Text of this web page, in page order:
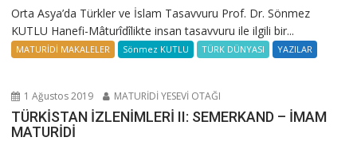
Orta Asya’da Türkler ve İslam Tasavvuru Prof. Dr. Sönmez
KUTLU Hanefi-Mâturîdîlikte insan tasavvuru ile ilgili bir...
MATURİDİ MAKALELER Sönmez KUTLU TÜRK DÜNYASI YAZILAR
1 Ağustos 2019 MATURİDİ YESEVİ OTAĞI
TÜRKİSTAN İZLENİMLERİ II: SEMERKAND – İMAM
MATURİDİ